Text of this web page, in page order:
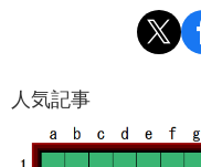
人気記事